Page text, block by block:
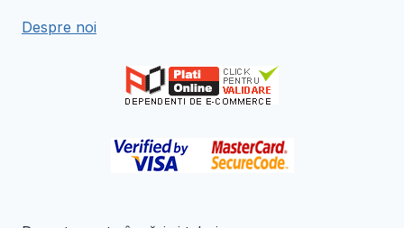
alese
pagina
produsului.
Despre noi